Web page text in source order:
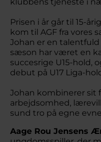
Prisen i år går til 15-
kom til AGF fra vores
Johan er en
sæson har været en
succesrige U15-hold,
debut på U17 Liga-
Johan kombinerer sit
arbejdsomhed,
sund tro på egne
Aage Rou Jensens